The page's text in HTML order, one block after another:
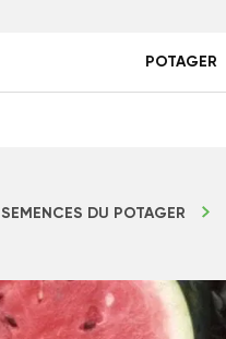
POTAGER
SEMENCES DU POTAGER